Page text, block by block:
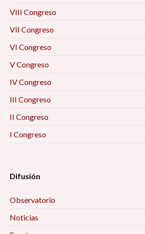
VIII Congreso
VII Congreso
VI Congreso
V Congreso
IV Congreso
III Congreso
II Congreso
I Congreso
Difusión
Observatorio
Noticias